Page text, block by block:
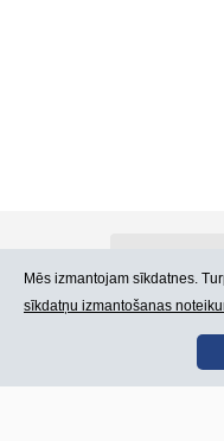
Kontakti
Mēs izmantojam sīkdatnes.
sīkdatņu izmantošanas